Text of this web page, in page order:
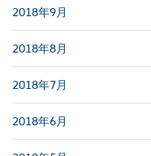
2018年9月
2018年8月
2018年7月
2018年6月